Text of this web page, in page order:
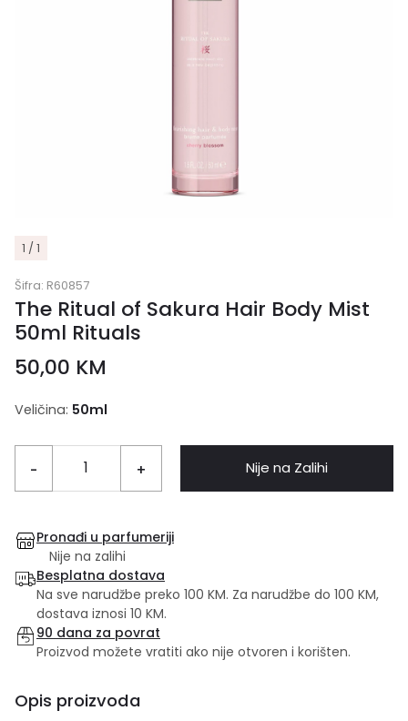
1 / 1
Šifra: R60857
The Ritual of Sakura Hair Body Mist
50ml Rituals
50,00 KM
Veličina: 50ml
- + Nije na Zalihi
Pronađi u parfumeriji
Nije na zalihi
Besplatna dostava
Na sve narudžbe preko 100 KM. Za narudžbe do 100 KM,
dostava iznosi 10 KM.
90 dana za povrat
Proizvod možete vratiti ako nije otvoren i korišten.
Opis proizvoda